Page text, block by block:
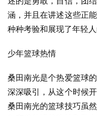
涵，并且在讲述这些正
种种考验和展现了年轻人
少年篮球热情
桑田南光是个热爱篮球
深深吸引，从这个时候
桑田南光的篮球技巧虽